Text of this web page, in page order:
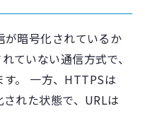
暗号化されているか
ていない通信方式で、
。 一方、HTTPSは
れた状態で、URLは